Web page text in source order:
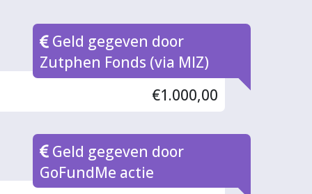
Geld gegeven door
Zutphen Fonds (via MIZ)
€1.000,00
Geld gegeven door
GoFundMe actie